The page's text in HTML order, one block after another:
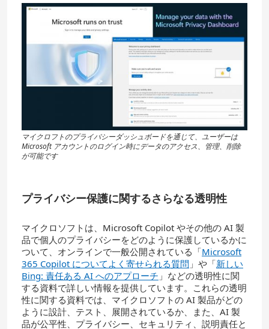
マイクロフトのプライバシーダッシュボードを通じて、ユーザーは
Microsoft アカウントのログイン時にデータのアクセス、管理、削除
が可能です
プライバシー保護に関するさらなる透明性
マイクロソフトは、Microsoft Copilot やその他の AI 製
品で個人のプライバシーをどのように保護しているかに
ついて、オンラインで一般公開されている「Microsoft
365 Copilot についてよく寄せられる質問 」や「新しい
Bing: 責任ある AI へのアプローチ 」などの透明性に関
する資料で詳しい情報を提供しています。これらの透明
性に関する資料では、マイクロソフトの AI 製品がどの
ように設計、テスト、展開されているか、また、AI 製
品が公平性、プライバシー、セキュリティ、説明責任と